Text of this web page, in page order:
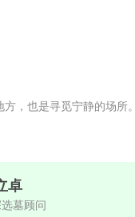
，也是寻觅宁静的场所
卓
墓顾问